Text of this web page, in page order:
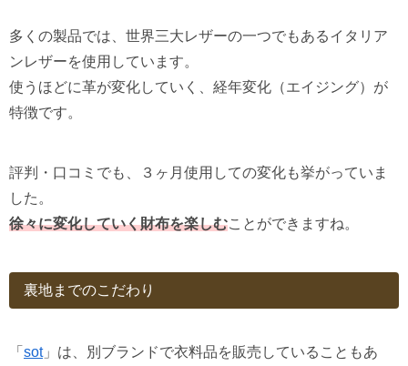
多くの製品では、世界三大レザーの一つでもあるイタリア
ンレザーを使用しています。
使うほどに革が変化していく、経年変化（エイジング）が
特徴です。
評判・口コミでも、３ヶ月使用しての変化も挙がっていま
した。
徐々に変化していく財布を楽しむことができますね。
裏地までのこだわり
「 sot」は、別ブランドで衣料品を販売していることもあ